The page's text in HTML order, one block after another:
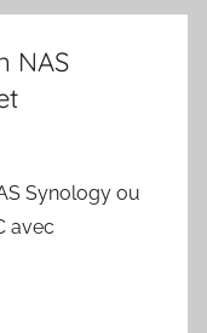
NAS
Synology ou
avec